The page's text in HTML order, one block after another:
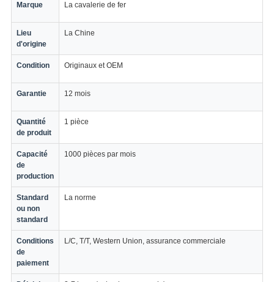
Marque La cavalerie de fer
Lieu
d'origine
La Chine
Condition Originaux et OEM
Garantie 12 mois
Quantité
de produit
1 pièce
Capacité
de
production
1000 pièces par mois
Standard
ou non
standard
La norme
Conditions
de
paiement
L/C, T/T, Western Union, assurance commerciale